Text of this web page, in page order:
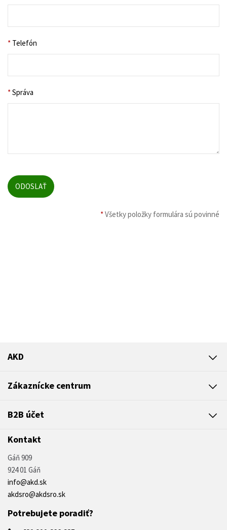
* Telefón
*Správa
*Všetky položky formulára sú povinné
AKD
Zákaznícke centrum
B2B účet
Kontakt
Gáň 909
924 01 Gáň
info@akd.sk
akdsro@akdsro.sk
Potrebujete poradiť?